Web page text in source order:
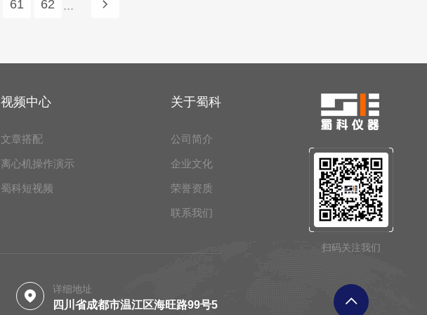
61 62 ...
视频中心
文章搭配
离心机操作演示
蜀科短视频
关于蜀科
公司简介
企业文化
荣誉资质
联系我们
详细地址
四川省成都市温江区海旺路99号5
扫码关注我们